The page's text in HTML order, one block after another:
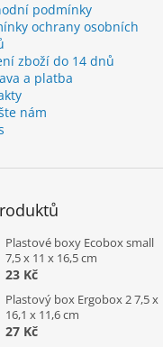
podmínky
ochrany osobních
zboží do 14 dnů
a platba
nám
Plastové boxy Ecobox small
7,5 x 11 x 16,5 cm
23 Kč
Plastový box Ergobox 2 7,5 x
16,1 x 11,6 cm
27 Kč